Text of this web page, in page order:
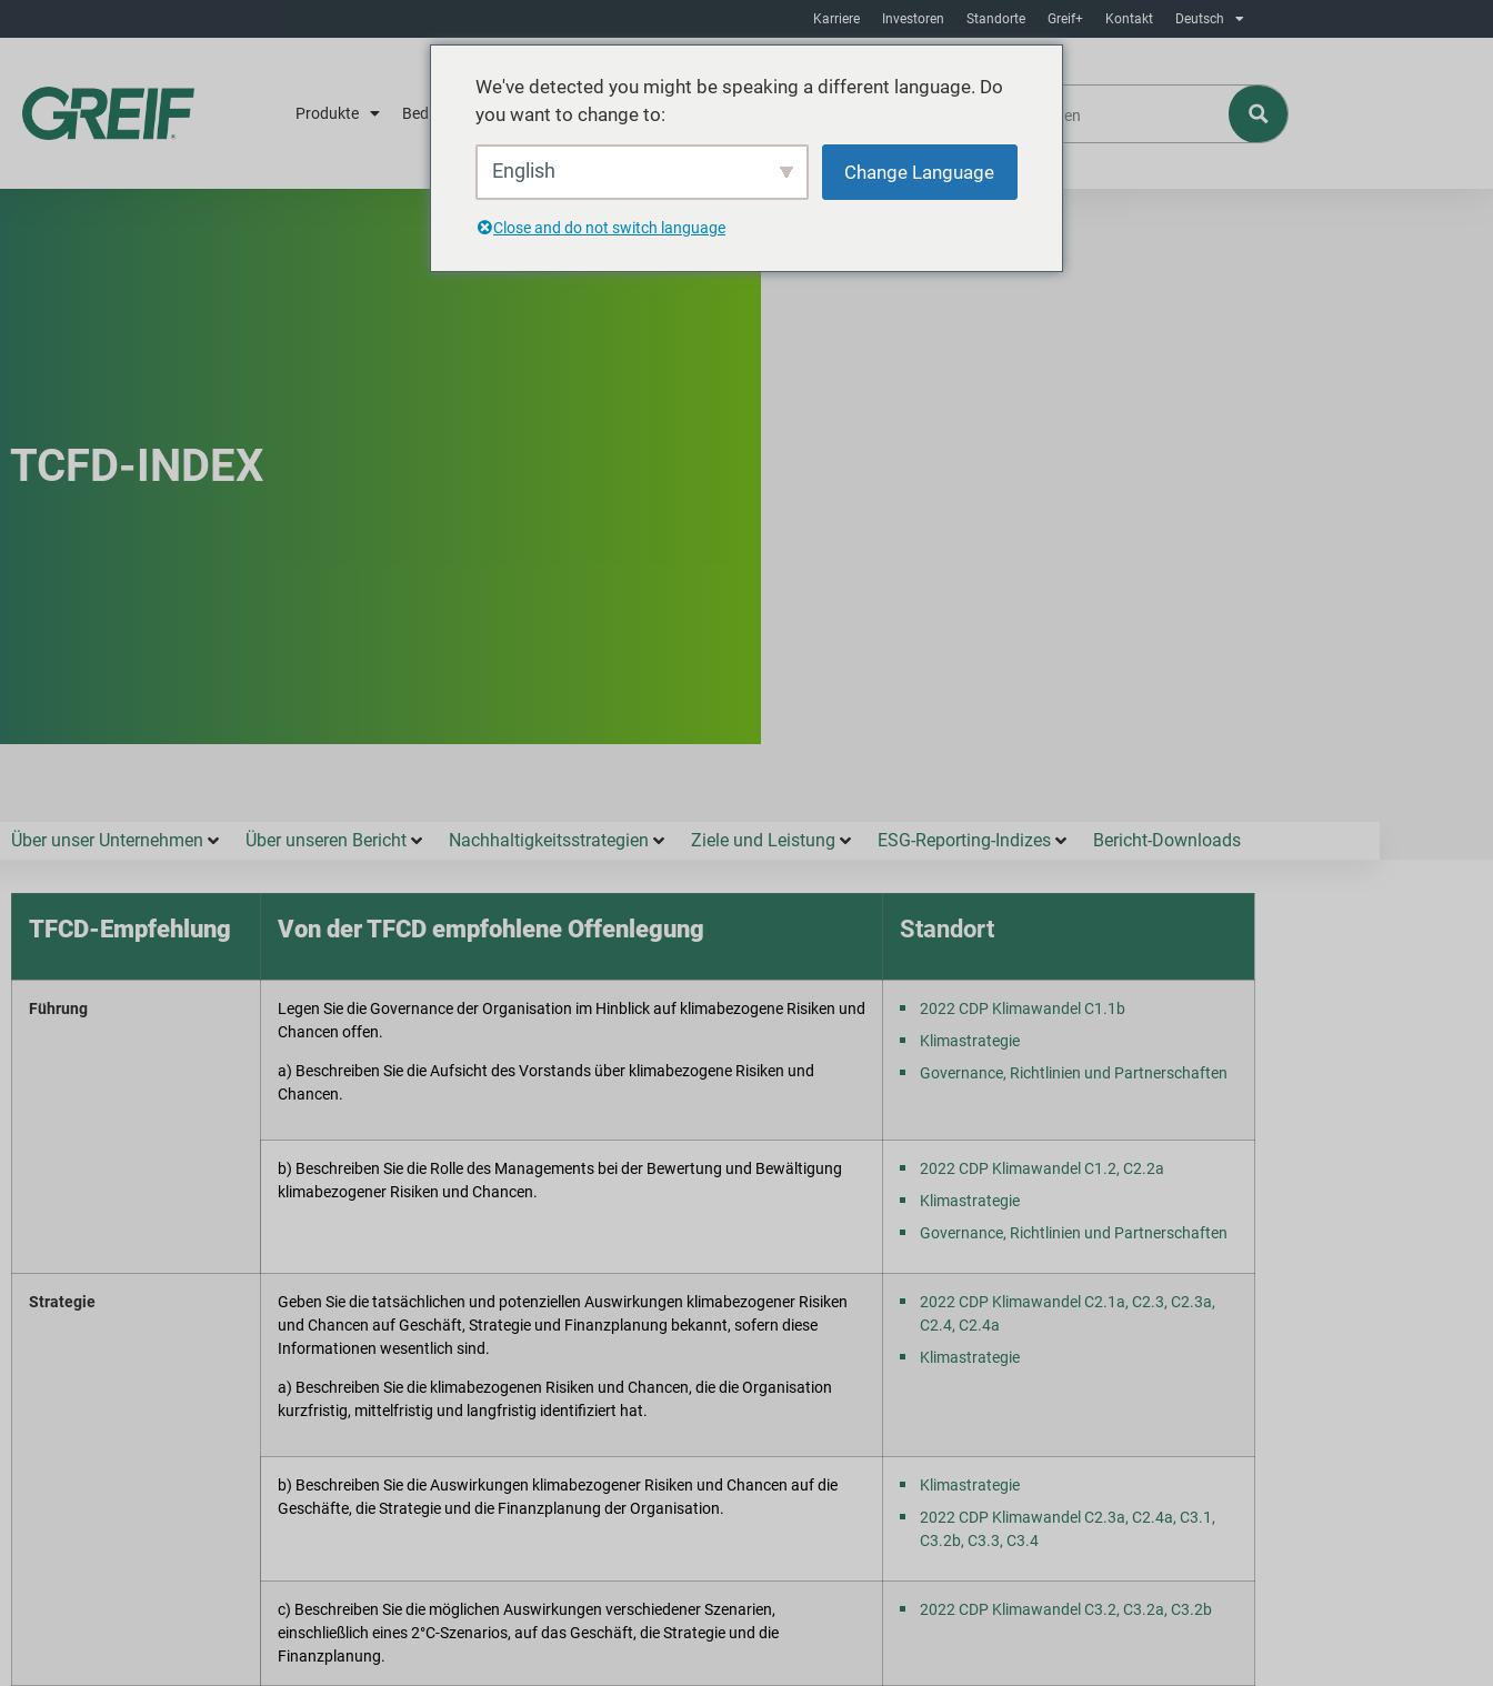
Karriere Investoren Standorte Greif+ Kontakt Deutsch
Produkte Bedienung Nachhaltigkeit Absatzmarkt
TCFD-INDEX
Über unser Unternehmen Über unseren Bericht Nachhaltigkeitsstrategien Ziele und Leistung ESG-Reporting-Indizes Bericht-Downloads
TFCD-Empfehlung Von der TFCD empfohlene Offenlegung Standort
Führung
Legen Sie die Governance der Organisation im Hinblick auf klimabezogene Risiken und
Chancen offen.
a) Beschreiben Sie die Aufsicht des Vorstands über klimabezogene Risiken und
Chancen.
2022 CDP Klimawandel C1.1b
Klimastrategie
Governance, Richtlinien und Partnerschaften
b) Beschreiben Sie die Rolle des Managements bei der Bewertung und Bewältigung
klimabezogener Risiken und Chancen.
2022 CDP Klimawandel C1.2, C2.2a
Klimastrategie
Governance, Richtlinien und Partnerschaften
Strategie
Geben Sie die tatsächlichen und potenziellen Auswirkungen klimabezogener Risiken
und Chancen auf Geschäft, Strategie und Finanzplanung bekannt, sofern diese
Informationen wesentlich sind.
a) Beschreiben Sie die klimabezogenen Risiken und Chancen, die die Organisation
kurzfristig, mittelfristig und langfristig identifiziert hat.
2022 CDP Klimawandel C2.1a, C2.3, C2.3a,
C2.4, C2.4a
Klimastrategie
b) Beschreiben Sie die Auswirkungen klimabezogener Risiken und Chancen auf die
Geschäfte, die Strategie und die Finanzplanung der Organisation.
Klimastrategie
2022 CDP Klimawandel C2.3a, C2.4a, C3.1,
C3.2b, C3.3, C3.4
c) Beschreiben Sie die möglichen Auswirkungen verschiedener Szenarien,
einschließlich eines 2°C-Szenarios, auf das Geschäft, die Strategie und die
Finanzplanung.
2022 CDP Klimawandel C3.2, C3.2a, C3.2b
We've detected you might be speaking a different language. Do
you want to change to:
English Change Language
Close and do not switch language